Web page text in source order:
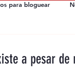
para bloguear
a pesar